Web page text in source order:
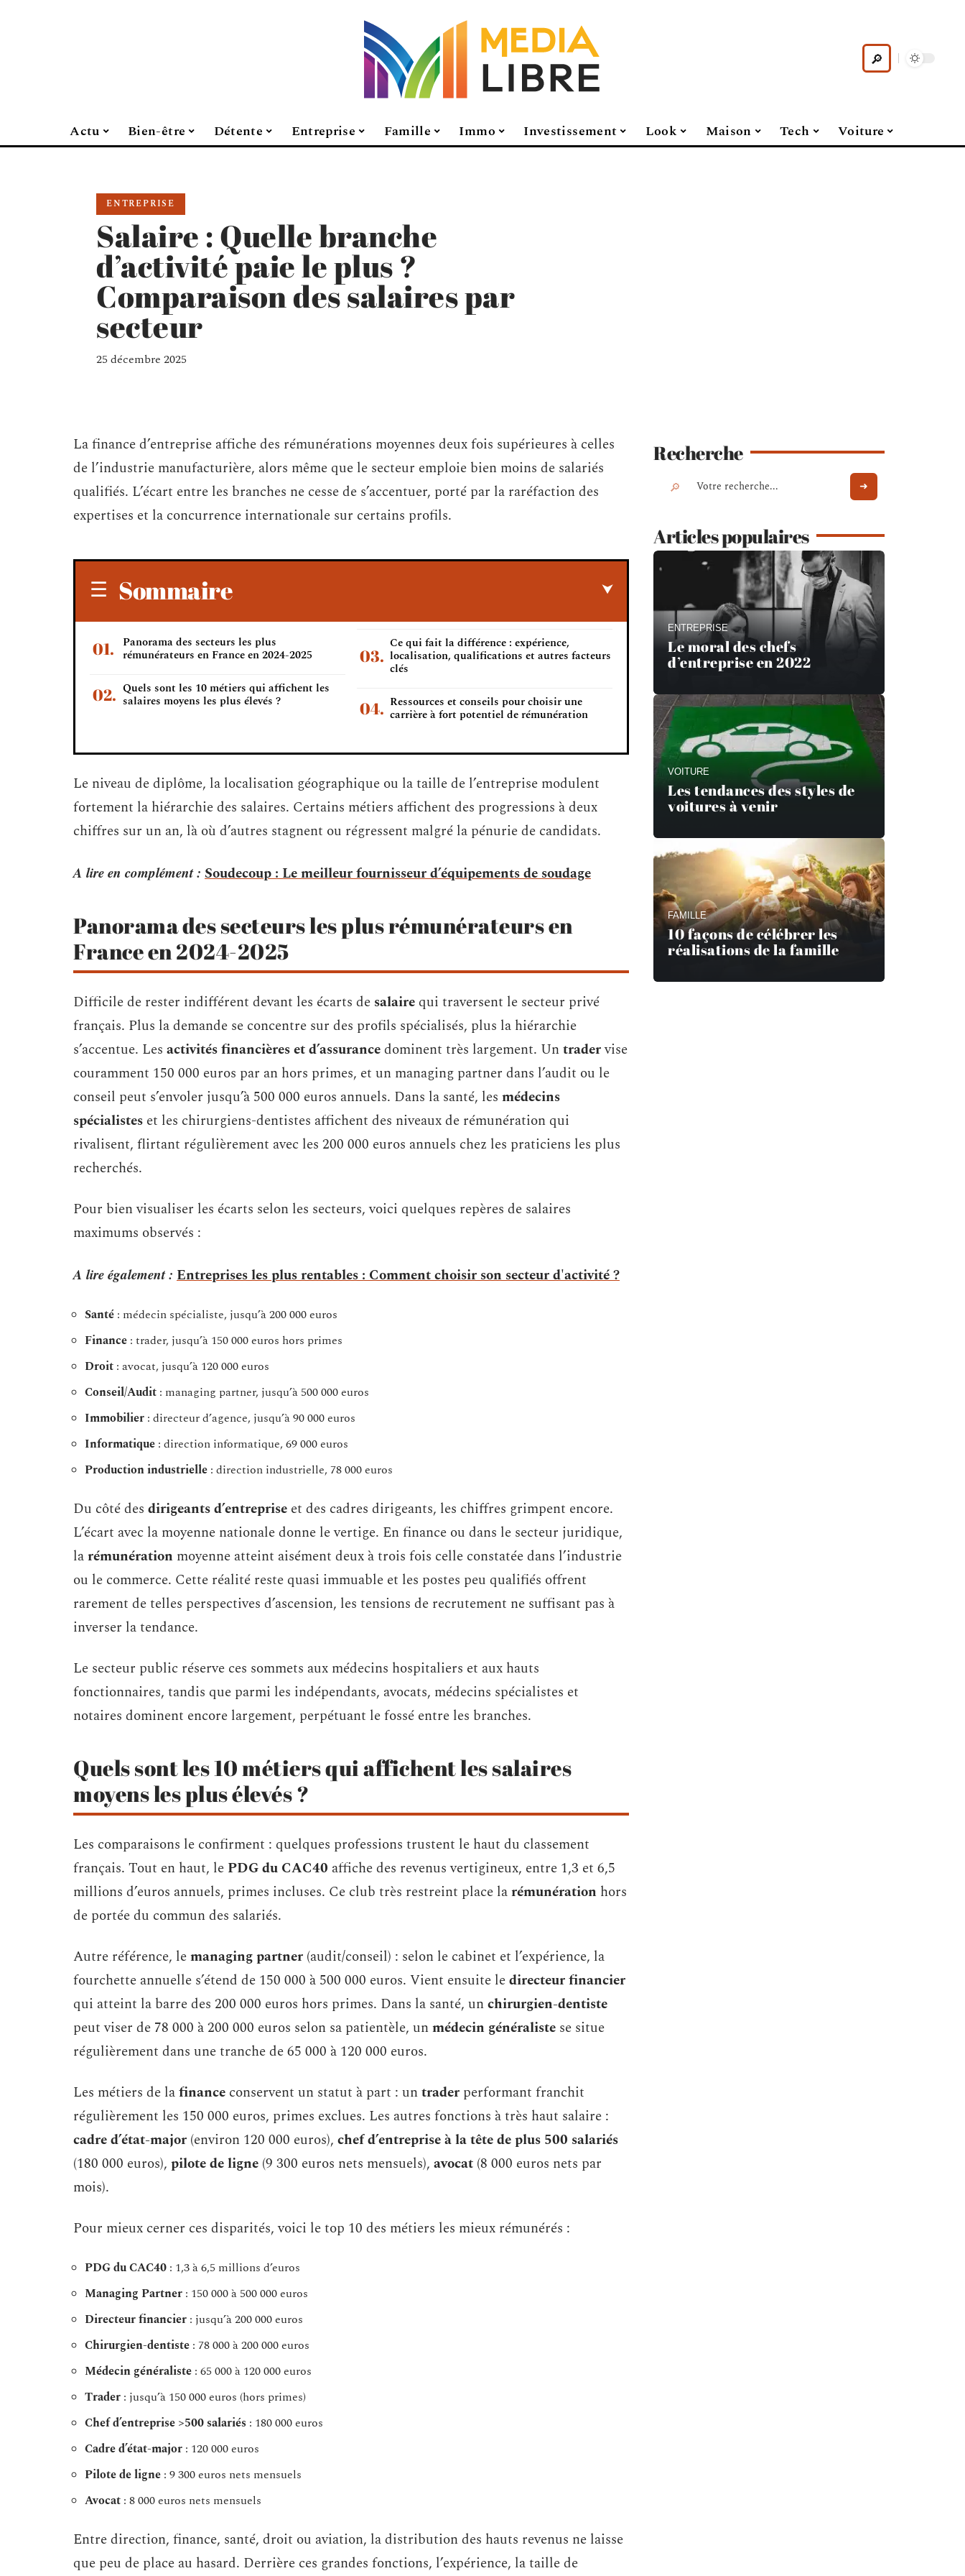
Actu Bien-être Détente Entreprise Famille Immo Investissement Look Maison Tech Voiture
ENTREPRISE
Salaire : Quelle branche
d’activité paie le plus ?
Comparaison des salaires par
secteur
25 décembre 2025
La finance d’entreprise affiche des rémunérations moyennes deux fois supérieures à celles
de l’industrie manufacturière, alors même que le secteur emploie bien moins de salariés
qualifiés. L’écart entre les branches ne cesse de s’accentuer, porté par la raréfaction des
expertises et la concurrence internationale sur certains profils.
Sommaire
Panorama des secteurs les plus
rémunérateurs en France en 2024-2025
Quels sont les 10 métiers qui affichent les
salaires moyens les plus élevés ?
Ce qui fait la différence : expérience,
localisation, qualifications et autres facteurs
clés
Ressources et conseils pour choisir une
carrière à fort potentiel de rémunération
Le niveau de diplôme, la localisation géographique ou la taille de l’entreprise modulent
fortement la hiérarchie des salaires. Certains métiers affichent des progressions à deux
chiffres sur un an, là où d’autres stagnent ou régressent malgré la pénurie de candidats.
A lire en complément : Soudecoup : Le meilleur fournisseur d’équipements de soudage
Panorama des secteurs les plus rémunérateurs en
France en 2024-2025
Difficile de rester indifférent devant les écarts de salaire qui traversent le secteur privé
français. Plus la demande se concentre sur des profils spécialisés, plus la hiérarchie
s’accentue. Les activités financières et d’assurancedominent très largement. Untradervise
couramment 150 000 euros par an hors primes, et un managing partner dans l’audit ou le
conseil peut s’envoler jusqu’à 500 000 euros annuels. Dans la santé, les médecins
spécialistes et les chirurgiens-dentistes affichent des niveaux de rémunération qui
rivalisent, flirtant régulièrement avec les 200 000 euros annuels chez les praticiens les plus
recherchés.
Pour bien visualiser les écarts selon les secteurs, voici quelques repères de salaires
maximums observés :
A lire également : Entreprises les plus rentables : Comment choisir son secteur d'activité ?
Santé : médecin spécialiste, jusqu’à 200 000 euros
Finance : trader, jusqu’à 150 000 euros hors primes
Droit : avocat, jusqu’à 120 000 euros
Conseil/Audit : managing partner, jusqu’à 500 000 euros
Immobilier : directeur d’agence, jusqu’à 90 000 euros
Informatique : direction informatique, 69 000 euros
Production industrielle : direction industrielle, 78 000 euros
Du côté des dirigeants d’entreprise et des cadres dirigeants, les chiffres grimpent encore.
L’écart avec la moyenne nationale donne le vertige. En finance ou dans le secteur juridique,
larémunération moyenne atteint aisément deux à trois fois celle constatée dans l’industrie
ou le commerce. Cette réalité reste quasi immuable et les postes peu qualifiés offrent
rarement de telles perspectives d’ascension, les tensions de recrutement ne suffisant pas à
inverser la tendance.
Le secteur public réserve ces sommets aux médecins hospitaliers et aux hauts
fonctionnaires, tandis que parmi les indépendants, avocats, médecins spécialistes et
notaires dominent encore largement, perpétuant le fossé entre les branches.
Quels sont les 10 métiers qui affichent les salaires
moyens les plus élevés ?
Les comparaisons le confirment : quelques professions trustent le haut du classement
français. Tout en haut, le PDG du CAC40 affiche des revenus vertigineux, entre 1,3 et 6,5
millions d’euros annuels, primes incluses. Ce club très restreint place larémunération hors
de portée du commun des salariés.
Autre référence, lemanaging partner (audit/conseil) : selon le cabinet et l’expérience, la
fourchette annuelle s’étend de 150 000 à 500 000 euros. Vient ensuite ledirecteur financier
qui atteint la barre des 200 000 euros hors primes. Dans la santé, unchirurgien-dentiste
peut viser de 78 000 à 200 000 euros selon sa patientèle, unmédecin généraliste se situe
régulièrement dans une tranche de 65 000 à 120 000 euros.
Les métiers de lafinance conservent un statut à part : untrader performant franchit
régulièrement les 150 000 euros, primes exclues. Les autres fonctions à très haut salaire :
cadre d’état-major (environ 120 000 euros), chef d’entreprise à la tête de plus 500 salariés
(180 000 euros), pilote de ligne (9 300 euros nets mensuels), avocat (8 000 euros nets par
mois).
Pour mieux cerner ces disparités, voici le top 10 des métiers les mieux rémunérés :
PDG du CAC40 : 1,3 à 6,5 millions d’euros
Managing Partner : 150 000 à 500 000 euros
Directeur financier : jusqu’à 200 000 euros
Chirurgien-dentiste : 78 000 à 200 000 euros
Médecin généraliste : 65 000 à 120 000 euros
Trader : jusqu’à 150 000 euros (hors primes)
Chef d’entreprise >500 salariés : 180 000 euros
Cadre d’état-major : 120 000 euros
Pilote de ligne : 9 300 euros nets mensuels
Avocat : 8 000 euros nets mensuels
Entre direction, finance, santé, droit ou aviation, la distribution des hauts revenus ne laisse
que peu de place au hasard. Derrière ces grandes fonctions, l’expérience, la taille de
Recherche
Articles populaires
ENTREPRISE
Le moral des chefs
d’entreprise en 2022
VOITURE
Les tendances des styles de
voitures à venir
FAMILLE
10 façons de célébrer les
réalisations de la famille